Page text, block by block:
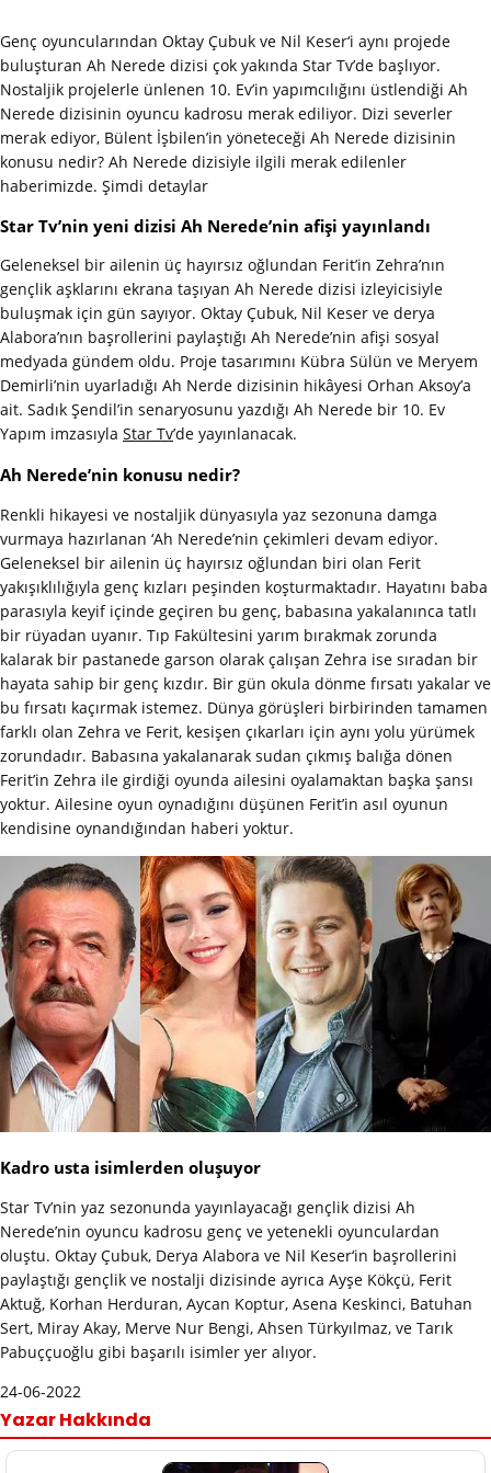
Genç oyuncularından Oktay Çubuk ve Nil Keser‘i aynı projede
buluşturan Ah Nerede dizisi çok yakında Star Tv’de başlıyor.
Nostaljik projelerle ünlenen 10. Ev’in yapımcılığını üstlendiği Ah
Nerede dizisinin oyuncu kadrosu merak ediliyor. Dizi severler
merak ediyor, Bülent İşbilen’in yöneteceği Ah Nerede dizisinin
konusu nedir? Ah Nerede dizisiyle ilgili merak edilenler
haberimizde. Şimdi detaylar
Star Tv’nin yeni dizisi Ah Nerede’nin afişi yayınlandı
Geleneksel bir ailenin üç hayırsız oğlundan Ferit’in Zehra’nın
gençlik aşklarını ekrana taşıyan Ah Nerede dizisi izleyicisiyle
buluşmak için gün sayıyor. Oktay Çubuk, Nil Keser ve derya
Alabora’nın başrollerini paylaştığı Ah Nerede’nin afişi sosyal
medyada gündem oldu. Proje tasarımını Kübra Sülün ve Meryem
Demirli’nin uyarladığı Ah Nerde dizisinin hikâyesi Orhan Aksoy’a
ait. Sadık Şendil’in senaryosunu yazdığı Ah Nerede bir 10. Ev
Yapım imzasıyla Star Tv’de yayınlanacak.
Ah Nerede’nin konusu nedir?
Renkli hikayesi ve nostaljik dünyasıyla yaz sezonuna damga
vurmaya hazırlanan ‘Ah Nerede’nin çekimleri devam ediyor.
Geleneksel bir ailenin üç hayırsız oğlundan biri olan Ferit
yakışıklılığıyla genç kızları peşinden koşturmaktadır. Hayatını baba
parasıyla keyif içinde geçiren bu genç, babasına yakalanınca tatlı
bir rüyadan uyanır. Tıp Fakültesini yarım bırakmak zorunda
kalarak bir pastanede garson olarak çalışan Zehra ise sıradan bir
hayata sahip bir genç kızdır. Bir gün okula dönme fırsatı yakalar ve
bu fırsatı kaçırmak istemez. Dünya görüşleri birbirinden tamamen
farklı olan Zehra ve Ferit, kesişen çıkarları için aynı yolu yürümek
zorundadır. Babasına yakalanarak sudan çıkmış balığa dönen
Ferit’in Zehra ile girdiği oyunda ailesini oyalamaktan başka şansı
yoktur. Ailesine oyun oynadığını düşünen Ferit’in asıl oyunun
kendisine oynandığından haberi yoktur.
Kadro usta isimlerden oluşuyor
Star Tv’nin yaz sezonunda yayınlayacağı gençlik dizisi Ah
Nerede’nin oyuncu kadrosu genç ve yetenekli oyunculardan
oluştu. Oktay Çubuk, Derya Alabora ve Nil Keser‘in başrollerini
paylaştığı gençlik ve nostalji dizisinde ayrıca Ayşe Kökçü, Ferit
Aktuğ, Korhan Herduran, Aycan Koptur, Asena Keskinci, Batuhan
Sert, Miray Akay, Merve Nur Bengi, Ahsen Türkyılmaz, ve Tarık
Pabuççuoğlu gibi başarılı isimler yer alıyor.
24-06-2022
Yazar Hakkında